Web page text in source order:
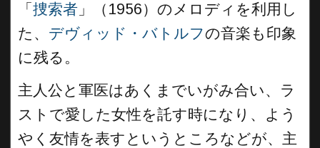
「 捜索者 」（1956）のメロディを利用し
た、 デヴィッド・バトルフの音楽も印象
に残る。
主人公と軍医はあくまでいがみ合い、ラ
ストで愛した女性を託す時になり、よう
やく友情を表すというところなどが、主